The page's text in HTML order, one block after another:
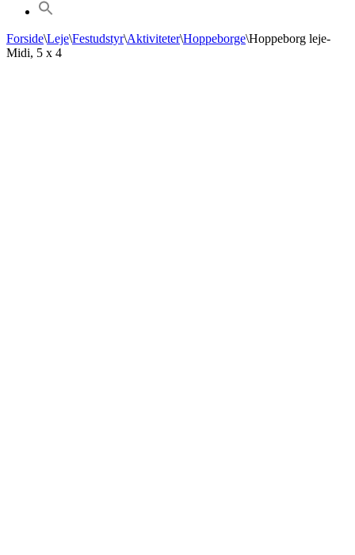
Forside\Leje\Festudstyr\Aktiviteter\Hoppeborge\Hoppeborg leje-
Midi, 5 x 4